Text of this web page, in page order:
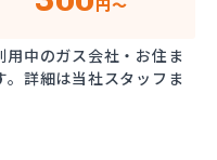
円～
中のガス会社・お住ま
。詳細は当社スタッフま